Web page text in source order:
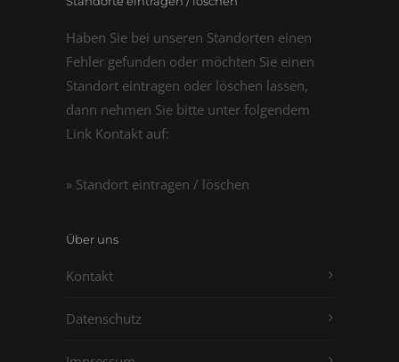
Haben Sie bei unseren Standorten einen
Fehler gefunden oder möchten Sie einen
Standort eintragen oder löschen lassen,
dann nehmen Sie bitte unter folgendem
Link Kontakt auf:
» Standort eintragen / löschen
Über uns
Kontakt
Datenschutz